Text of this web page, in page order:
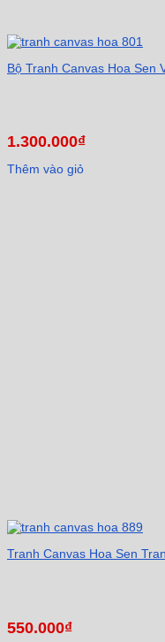
Bộ Tranh Canvas Hoa Sen
1.300.000₫
Thêm vào giỏ
Tranh Canvas Hoa Sen
550.000₫